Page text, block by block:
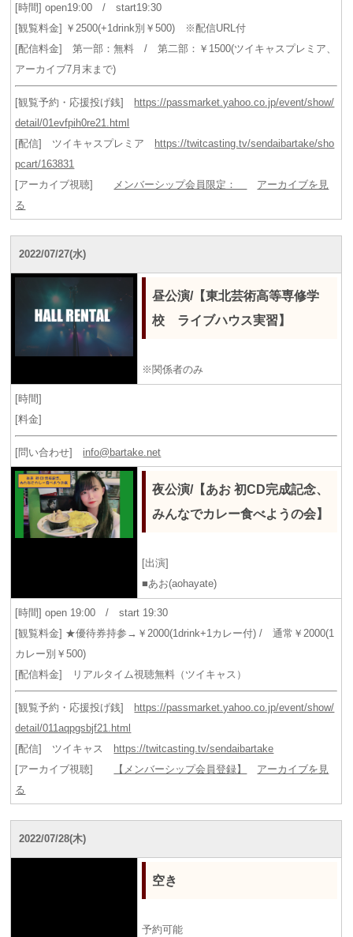
[時間] open19:00 / start19:30
[観覧料金] ￥2500(+1drink別￥500) ※配信URL付
[配信料金] 第一部：無料 / 第二部：￥1500(ツイキャスプレミア、
アーカイブ7月末まで)
[観覧予約・応援投げ銭] https://passmarket.yahoo.co.jp/event/show/
detail/01evfpih0re21.html
[配信] ツイキャスプレミア https://twitcasting.tv/sendaibartake/sho
pcart/163831
[アーカイブ視聴]
メンバーシップ会員限定：
アーカイブを見
る
2022/07/27(水)
昼公演/【東北芸術高等専修学
校 ライブハウス実習】
※関係者のみ
[時間]
[料金]
[問い合わせ] info@bartake.net
夜公演/【あお 初CD完成記念、
みんなでカレー食べようの会】
[出演]
■あお(aohayate)
[時間] open 19:00 / start 19:30
[観覧料金] ★優待券持参→￥2000(1drink+1カレー付) / 通常￥2000(1
カレー別￥500)
[配信料金] リアルタイム視聴無料（ツイキャス）
[観覧予約・応援投げ銭] https://passmarket.yahoo.co.jp/event/show/
detail/011aqpgsbjf21.html
[配信] ツイキャス https://twitcasting.tv/sendaibartake
[アーカイブ視聴]
【メンバーシップ会員登録】
アーカイブを見
る
2022/07/28(木)
空き
予約可能